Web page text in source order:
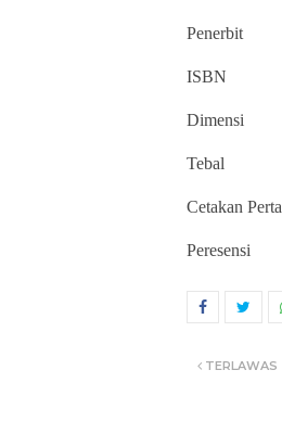
Penerbit
ISBN
Dimensi
Tebal
Cetakan
Peresensi
TERLAWAS